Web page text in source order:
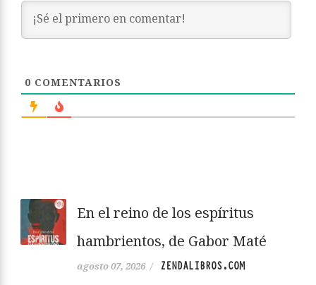
0 COMENTARIOS
En el reino de los espíritus
hambrientos, de Gabor Maté
agosto 07, 2026 / ZENDALIBROS.COM